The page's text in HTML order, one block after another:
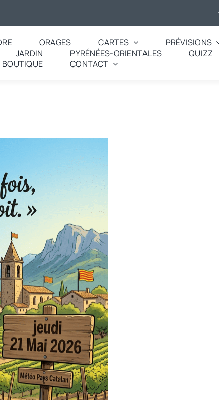
ORAGES CARTES
PRÉVISIONS
JARDIN PYRÉNÉES-ORIENTALES
QUIZZ
BOUTIQUE
CONTACT